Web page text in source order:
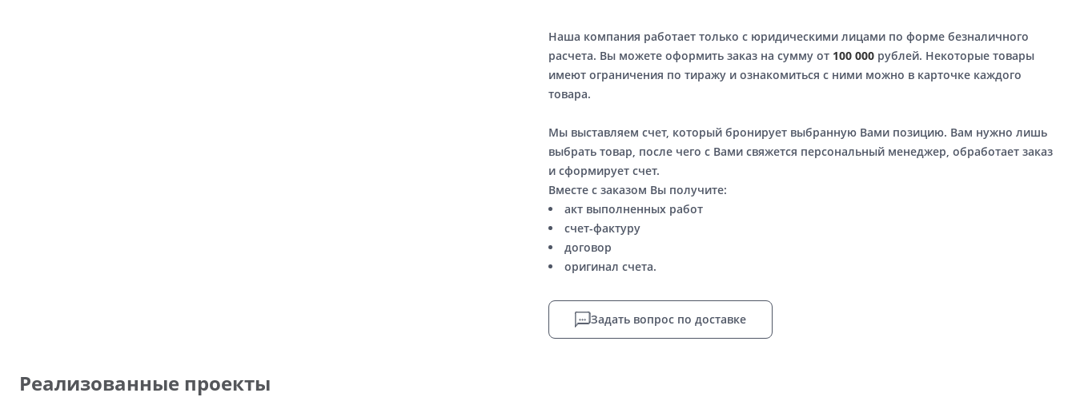
Наша компания работает только с юридическими лицами по форме безналичного
расчета. Вы можете оформить заказ на сумму от 100 000рублей. Некоторые товары
имеют ограничения по тиражу и ознакомиться с ними можно в карточке каждого
товара.
Мы выставляем счет, который бронирует выбранную Вами позицию. Вам нужно лишь
выбрать товар, после чего с Вами свяжется персональный менеджер, обработает заказ
и сформирует счет.
Вместе с заказом Вы получите:
акт выполненных работ
счет-фактуру
договор
оригинал счета.
Задать вопрос по доставке
Реализованные проекты